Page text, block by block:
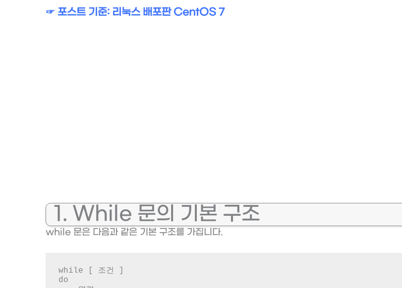
☞ 포스트 기준: 리눅스 배포판 CentOS 7
1. While 문의 기본 구조
while 문은 다음과 같은 기본 구조를 가집니다.
while [ 조건 ]
do